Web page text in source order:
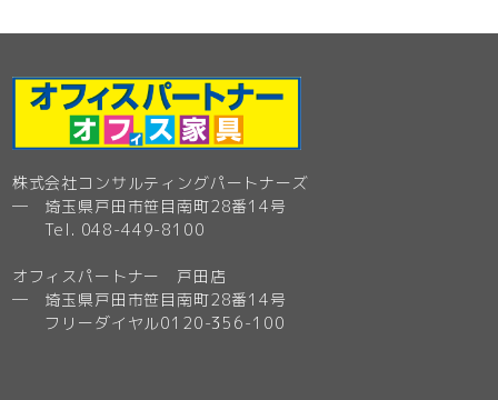
株式会社コンサルティングパートナーズ
─ 埼玉県戸田市笹目南町28番14号
Tel. 048-449-8100
オフィスパートナー 戸田店
─ 埼玉県戸田市笹目南町28番14号
フリーダイヤル0120-356-100